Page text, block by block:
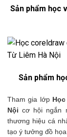
Sản phẩm học
Sản phẩm
Tham gia lớp
Nội cơ hội ngắn
thương hiệu cá
tạo ý tưởng đồ